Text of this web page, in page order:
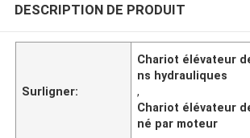
DESCRIPTION DE PRODUIT
Surligner:
Chariot élévateur
ns hydrauliques
,
Chariot élévateur
né par moteur